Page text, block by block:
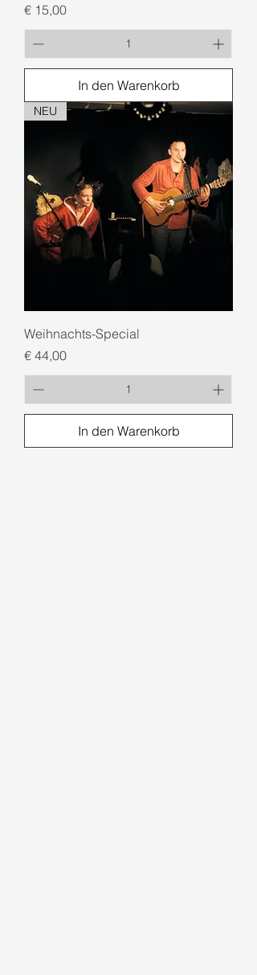
Preis
€ 15,00
In den Warenkorb
NEU
Weihnachts-Special
Preis
€ 44,00
In den Warenkorb